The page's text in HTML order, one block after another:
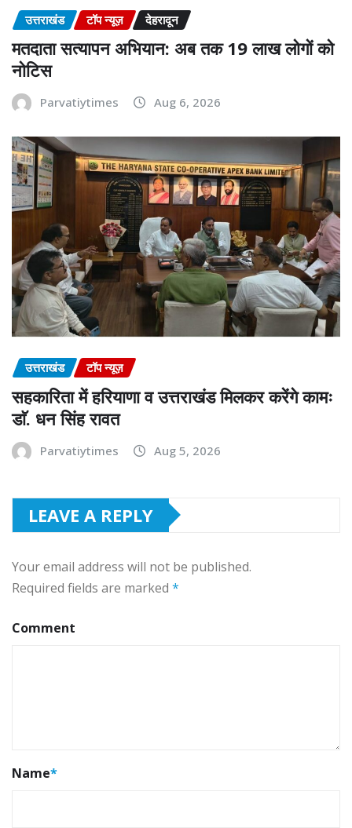
उत्तराखंड टॉप न्यूज़ देहरादून
मतदाता सत्यापन अभियान: अब तक 19 लाख लोगों को
नोटिस
Parvatiytimes Aug 6, 2026
उत्तराखंड टॉप न्यूज़
सहकारिता में हरियाणा व उत्तराखंड मिलकर करेंगे कामः
डाॅ. धन सिंह रावत
Parvatiytimes Aug 5, 2026
LEAVE A REPLY
Your email address will not be published.
Required fields are marked *
Comment
Name*